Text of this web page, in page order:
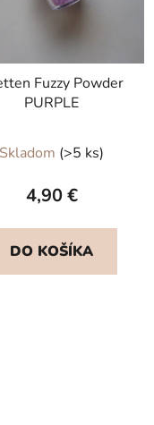
Fuzzy Powder
PURPLE
Skladom (>5 ks)
4,90 €
DO KOŠÍKA